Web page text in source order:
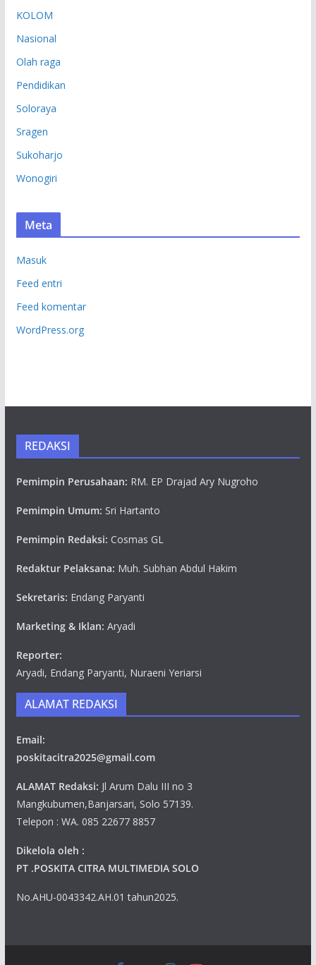
KOLOM
Nasional
Olah raga
Pendidikan
Soloraya
Sragen
Sukoharjo
Wonogiri
Meta
Masuk
Feed entri
Feed komentar
WordPress.org
REDAKSI
Pemimpin Perusahaan: RM. EP Drajad Ary Nugroho
Pemimpin Umum: Sri Hartanto
Pemimpin Redaksi: Cosmas GL
Redaktur Pelaksana: Muh. Subhan Abdul Hakim
Sekretaris: Endang Paryanti
Marketing & Iklan: Aryadi
Reporter:
Aryadi, Endang Paryanti, Nuraeni Yeriarsi
ALAMAT REDAKSI
Email:
poskitacitra2025@gmail.com
ALAMAT Redaksi: Jl Arum Dalu III no 3
Mangkubumen,Banjarsari, Solo 57139.
Telepon : WA. 085 22677 8857
Dikelola oleh :
PT .POSKITA CITRA MULTIMEDIA SOLO
No.AHU-0043342.AH.01 tahun2025.